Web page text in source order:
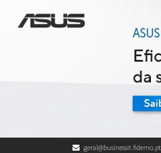
geral@businessit.fidemo.pt